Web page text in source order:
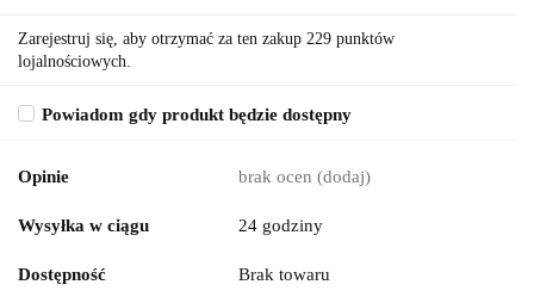
Zarejestruj się, aby otrzymać za ten zakup 229 punktów
lojalnościowych.
Powiadom gdy produkt będzie dostępny
Opinie brak ocen (dodaj)
Wysyłka w ciągu 24 godziny
Dostępność Brak towaru